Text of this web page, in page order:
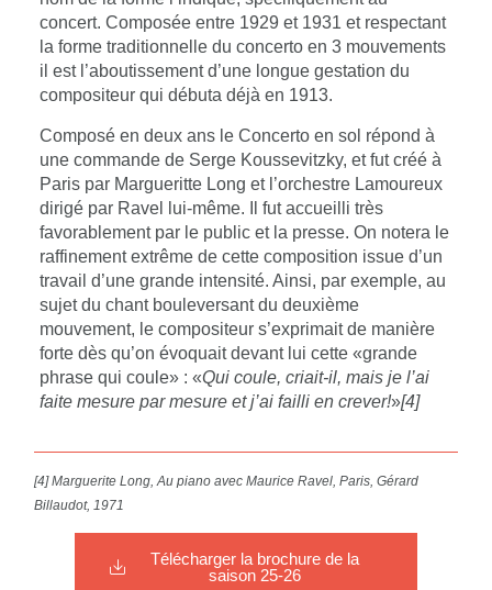
concert. Composée entre 1929 et 1931 et respectant
la forme traditionnelle du concerto en 3 mouvements
il est l’aboutissement d’une longue gestation du
compositeur qui débuta déjà en 1913.
Composé en deux ans leConcerto en sol répond à
une commande de Serge Koussevitzky, et fut créé à
Paris par Margueritte Long et l’orchestre Lamoureux
dirigé par Ravel lui-même. Il fut accueilli très
favorablement par le public et la presse. On notera le
raffinement extrême de cette composition issue d’un
travail d’une grande intensité. Ainsi, par exemple, au
sujet du chant bouleversant du deuxième
mouvement, le compositeur s’exprimait de manière
forte dès qu’on évoquait devant lui cette «grande
phrase qui coule» : «Qui coule, criait-il, mais je l’ai
faite mesure par mesure et j’ai failli en crever!»[4]
[4] Marguerite Long, Au piano avec Maurice Ravel, Paris, Gérard
Billaudot, 1971
Télécharger la brochure de la
saison 25-26